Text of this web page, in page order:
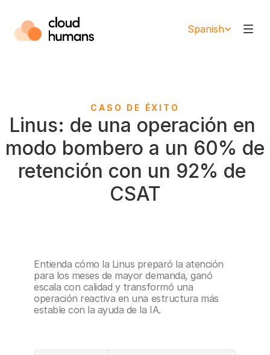
Spanish
CASO DE ÉXITO
Linus: de una operación en
modo bombero a un 60% de
retención con un 92% de
CSAT
Entienda cómo la Linus preparó la atención
para los meses de mayor demanda, ganó
escala con calidad y transformó una
operación reactiva en una estructura más
estable con la ayuda de la IA.